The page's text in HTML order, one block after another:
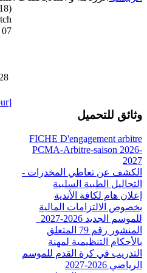
07 - الجولة السابعة
[Retour]
وثائق للتحميل
FICHE D'engagement arbitre
PCMA-Arbitre-saison 2026-
2027
الكشف عن تعاطي المخدرات -
التحاليل الطبية السلبية
إعلان هام لكافة الأندية
بخصوص الالتزامات المالية
للموسم الجديد 2026-2027_
المنشور رقم 79 المتعلق
بالأحكام التنظيمية لمهنة
التدريب في كرة القدم للموسم
الرياضي 2026-2027